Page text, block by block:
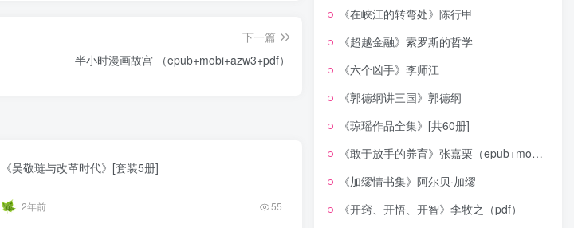
下一篇
半小时漫画故宫 （epub+mobi+azw3+pdf）
《吴敬琏与改革时代》[套装5册]
2年前 55
《在峡江的转弯处》陈行甲
《超越金融》索罗斯的哲学
《六个凶手》李师江
《郭德纲讲三国》郭德纲
《琼瑶作品全集》[共60册]
《敢于放手的养育》张嘉栗（epub+mobi+azw3+pdf）
《加缪情书集》阿尔贝·加缪
《开窍、开悟、开智》李牧之（pdf）